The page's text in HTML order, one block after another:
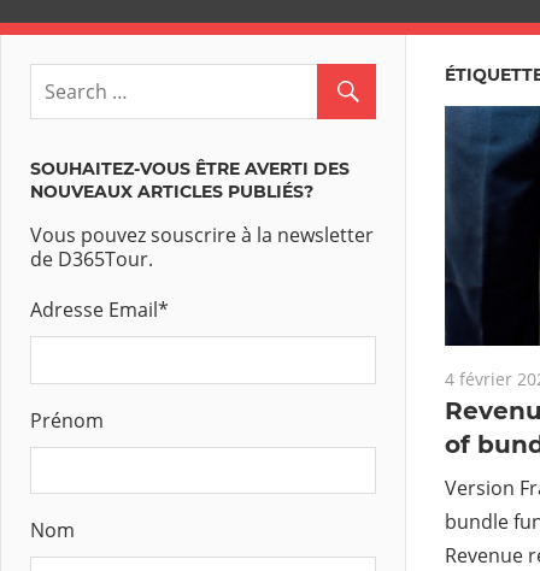
4 février
of
Version
bundle
Revenue
SOUHAITEZ-VOUS ÊTRE AVERTI DES
NOUVEAUX ARTICLES PUBLIÉS?
Vous pouvez souscrire à la newsletter
de D365Tour.
Adresse Email*
Prénom
Nom